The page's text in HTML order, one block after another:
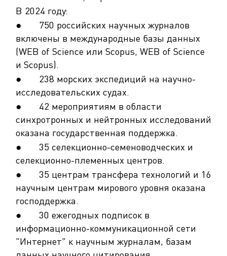
В 2024 году:
● 750 российских научных журналов
включены в международные базы данных
(WEB of Science или Scopus, WEB of Science
и Scopus).
● 238 морских экспедиций на научно-
исследовательских судах.
● 42 мероприятиям в области
синхротронных и нейтронных исследований
оказана государственная поддержка.
● 35 селекционно-семеноводческих и
селекционно-племенных центров.
● 35 центрам трансфера технологий и 16
научным центрам мирового уровня оказана
господдержка.
● 30 ежегодных подписок в
информационно-коммуникационной сети
"Интернет" к научным журналам, базам